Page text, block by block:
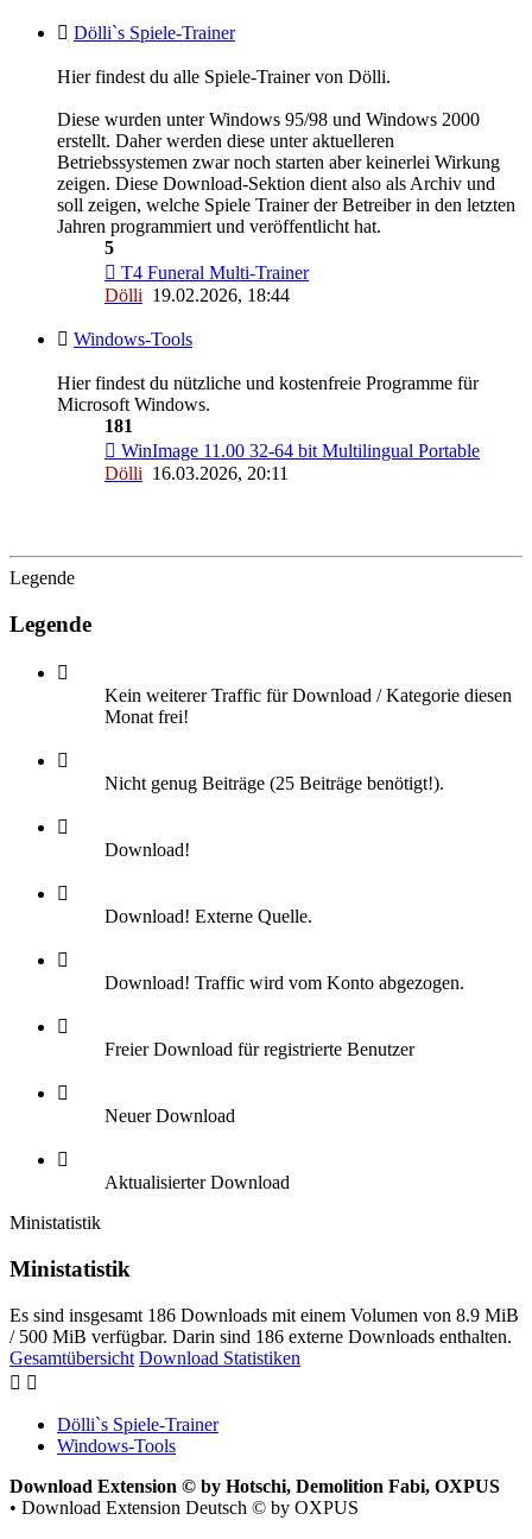
Dölli`s Spiele-Trainer
Hier findest du alle Spiele-Trainer von Dölli.
Diese wurden unter Windows 95/98 und Windows 2000
erstellt. Daher werden diese unter aktuelleren
Betriebssystemen zwar noch starten aber keinerlei Wirkung
zeigen. Diese Download-Sektion dient also als Archiv und
soll zeigen, welche Spiele Trainer der Betreiber in den letzten
Jahren programmiert und veröffentlicht hat.
5
T4 Funeral Multi-Trainer
Dölli 19.02.2026, 18:44
Windows-Tools
Hier findest du nützliche und kostenfreie Programme für
Microsoft Windows.
181
WinImage 11.00 32-64 bit Multilingual Portable
Dölli 16.03.2026, 20:11
Legende
Legende
Kein weiterer Traffic für Download / Kategorie diesen
Monat frei!
Nicht genug Beiträge (25 Beiträge benötigt!).
Download!
Download! Externe Quelle.
Download! Traffic wird vom Konto abgezogen.
Freier Download für registrierte Benutzer
Neuer Download
Aktualisierter Download
Ministatistik
Ministatistik
Es sind insgesamt 186 Downloads mit einem Volumen von 8.9 MiB
/ 500 MiB verfügbar. Darin sind 186 externe Downloads enthalten.
Gesamtübersicht Download Statistiken
Dölli`s Spiele-Trainer
Windows-Tools
Download Extension © by Hotschi, Demolition Fabi, OXPUS
• Download Extension Deutsch © by OXPUS